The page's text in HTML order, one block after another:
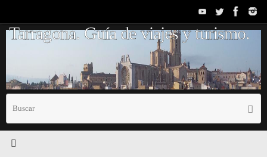
contenido
Tarragona. Guía de viajes y turismo.